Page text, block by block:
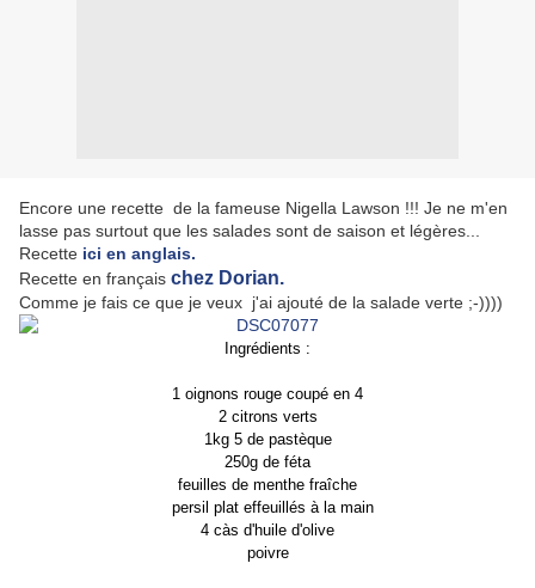
Encore une recette de la fameuse Nigella Lawson !!! Je ne m'en
lasse pas surtout que les salades sont de saison et légères...
Recette ici en anglais.
Recette en français chez Dorian.
Comme je fais ce que je veux j'ai ajouté de la salade verte ;-))))
Ingrédients :
1 oignons rouge coupé en 4
2 citrons verts
1kg 5 de pastèque
250g de féta
feuilles de menthe fraîche
persil plat effeuillés à la main
4 càs d'huile d'olive
poivre